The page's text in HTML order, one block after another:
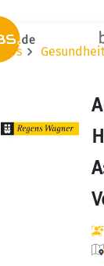
Jobs